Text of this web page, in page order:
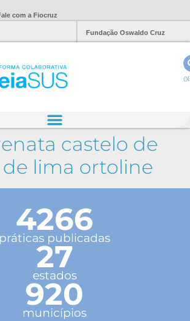
com a Fiocruz
Fundação Oswaldo Cruz
castelo de
de lima ortoline
4266
práticas publicadas
27
estados
920
municípios